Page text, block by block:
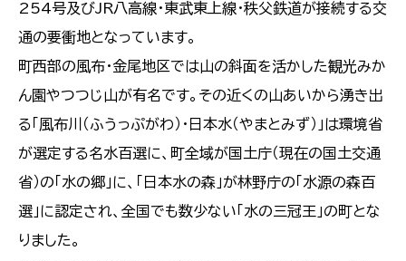
254号及びJR八高線・東武東上線・秩父鉄道が接続する交
通の要衝地となっています。
町西部の風布・金尾地区では山の斜面を活かした観光みか
ん園やつつじ山が有名です。その近くの山あいから湧き出
る「風布川（ふうっぷがわ）・日本水（やまとみず）」は環境省
が選定する名水百選に、町全域が国土庁（現在の国土交通
省）の「水の郷」に、「日本水の森」が林野庁の「水源の森百
選」に認定され、全国でも数少ない「水の三冠王」の町とな
りました。